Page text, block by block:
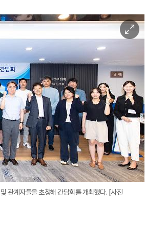
이
미
확
대
관계자들을 초청해 간담회를 개최했다. [사진